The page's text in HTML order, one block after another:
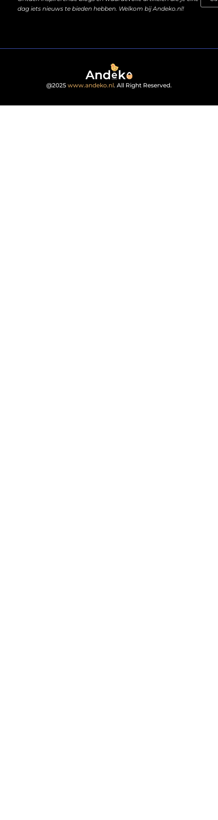
dag iets nieuws te bieden hebben. Welkom bij Andeko.nl!
@2025 www.andeko.nl. All Right Reserved.